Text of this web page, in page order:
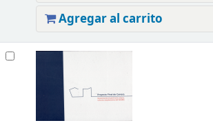
Agregar al carrito